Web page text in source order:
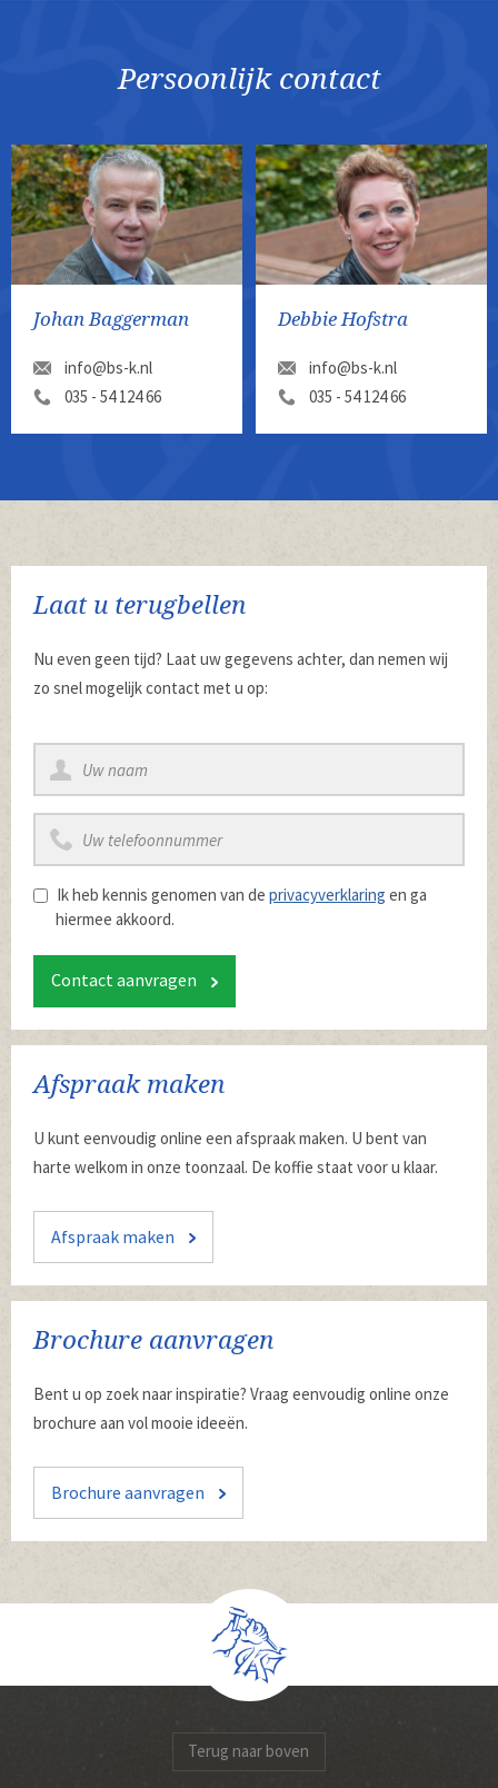
Persoonlijk contact
Johan Baggerman
info@bs-k.nl
035 - 54 124 66
Debbie Hofstra
info@bs-k.nl
035 - 54 124 66
Laat u terugbellen
Nu even geen tijd? Laat uw gegevens achter, dan nemen wij
zo snel mogelijk contact met u op:
Ik heb kennis genomen van de privacyverklaring en ga
hiermee akkoord.
Contact aanvragen
Afspraak maken
U kunt eenvoudig online een afspraak maken. U bent van
harte welkom in onze toonzaal. De koffie staat voor u klaar.
Afspraak maken
Brochure aanvragen
Bent u op zoek naar inspiratie? Vraag eenvoudig online onze
brochure aan vol mooie ideeën.
Brochure aanvragen
Terug naar boven